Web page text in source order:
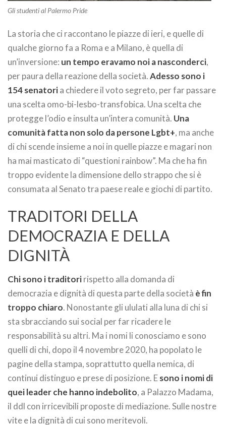
Gli studenti al Palermo Pride
La storia che ci raccontano le piazze di ieri, e quelle di
qualche giorno fa a Roma e a Milano, è quella di
un’inversione: un tempo eravamo noi a nasconderci,
per paura della reazione della società.Adesso sono i
154 senatoria chiedere il voto segreto, per far passare
una scelta omo-bi-lesbo-transfobica. Una scelta che
protegge l’odio e insulta un’intera comunità. Una
comunità fatta non solo da persone Lgbt+, ma anche
di chi scende insieme a noi in quelle piazze e magari non
ha mai masticato di “questioni rainbow”. Ma che ha fin
troppo evidente la dimensione dello strappo che si è
consumata al Senato tra paese reale e giochi di partito.
TRADITORI DELLA
DEMOCRAZIA E DELLA
DIGNITÀ
Chi sono i traditoririspetto alla domanda di
democrazia e dignità di questa parte della società è fin
troppo chiaro. Nonostante gli ululati alla luna di chi si
sta sbracciando sui social per far ricadere le
responsabilità su altri. Ma i nomi li conosciamo e sono
quelli di chi, dopo il 4 novembre 2020, ha popolato le
pagine della stampa, soprattutto quella nemica, di
continui distinguo e prese di posizione. Esono i nomi di
quei leader che hanno indebolito, a Palazzo Madama,
il ddl con irricevibili proposte di mediazione. Sulle nostre
vite e la dignità di cui sono meritevoli.